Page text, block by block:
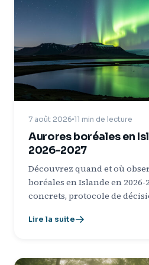
7 août 2026 11 min de lecture
Aurores boréales en
2026-2027
Découvrez quand et où
boréales en Islande en 2026-
concrets, protocole de
Lire la suite